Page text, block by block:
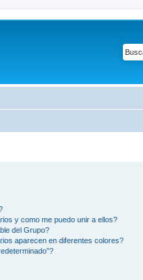
y como me puedo unir a ellos?
del Grupo?
aparecen en diferentes colores?